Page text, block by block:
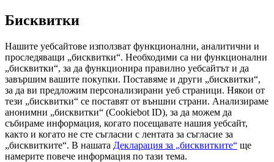
Бисквитки
Нашите уебсайтове използват функционални, аналитични и
проследяващи „бисквитки“. Необходими са ни функционални
„бисквитки“, за да функционира правилно уебсайтът и да
завършим вашите покупки. Поставяме и други „бисквитки“,
за да ви предложим персонализирани уеб страници. Някои от
тези „бисквитки“ се поставят от външни страни. Анализираме
анонимни „бисквитки“ (Cookiebot ID), за да можем да
събираме информация, когато посещавате нашия уебсайт,
както и когато не сте съгласни с лентата за съгласие за
„бисквитките“. В нашата Декларация за „бисквитките“ ще
намерите повече информация по тази тема.